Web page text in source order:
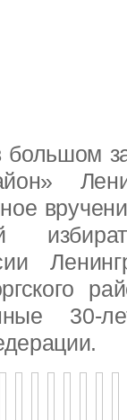
30-